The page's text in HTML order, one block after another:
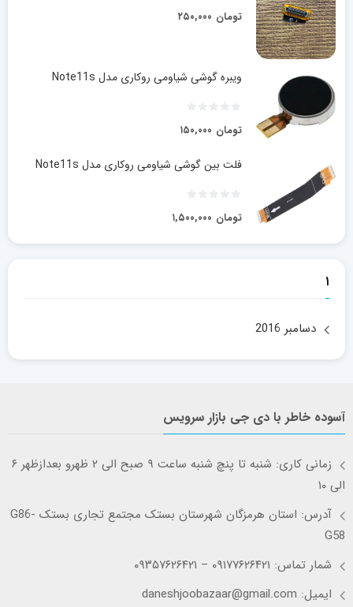
۲۵۰,۰۰۰ تومان
ویبره گوشی شیاومی روکاری مدل Note11s
۱۵۰,۰۰۰ تومان
فلت بین گوشی شیاومی روکاری مدل Note11s
۱,۵۰۰,۰۰۰ تومان
۱
دسامبر 2016
آسوده خاطر با دی جی بازار سرویس
زمانی کاری: شنبه تا پنچ شنبه ساعت ۹ صبح الی ۲ ظهرو بعدازظهر ۶
الی ۱۰
آدرس: استان هرمزگان شهرستان بستک مجتمع تجاری بستک G86-
G58
شمار تماس: ۰۹۱۷۷۶۲۶۴۲۱ – ۰۹۳۵۷۶۲۶۴۲۱
ایمیل: daneshjoobazaar@gmail.com